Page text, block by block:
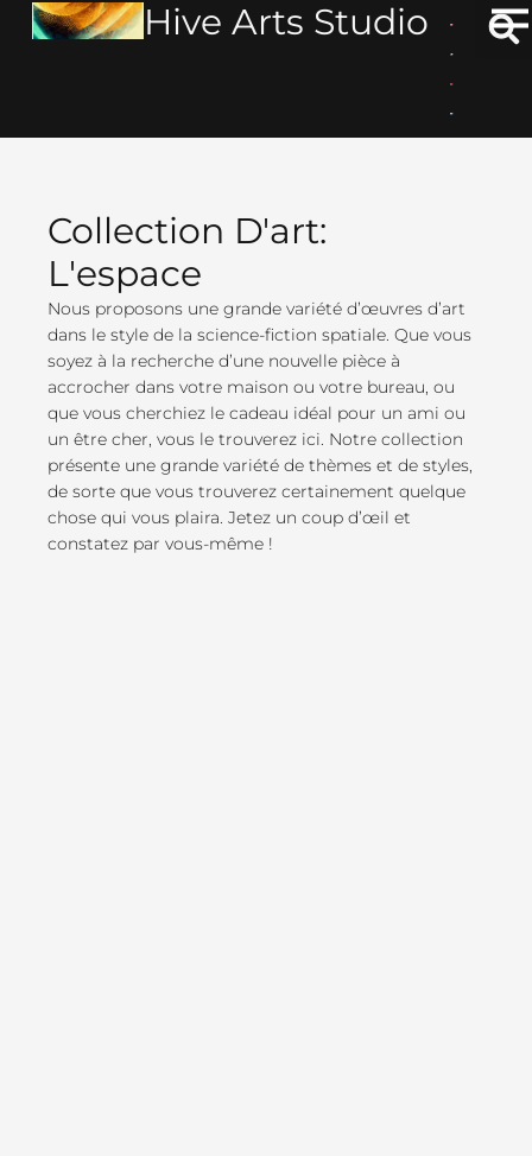
Hive Arts Studio
Collection D'art:
L'espace
Nous proposons une grande variété d’œuvres d’art
dans le style de la science-fiction spatiale. Que vous
soyez à la recherche d’une nouvelle pièce à
accrocher dans votre maison ou votre bureau, ou
que vous cherchiez le cadeau idéal pour un ami ou
un être cher, vous le trouverez ici. Notre collection
présente une grande variété de thèmes et de styles,
de sorte que vous trouverez certainement quelque
chose qui vous plaira. Jetez un coup d’œil et
constatez par vous-même !